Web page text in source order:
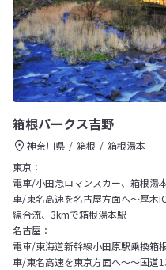
箱根パークス吉野
神奈川県 箱根
箱根湯本
東京：
電車/小田急ロマンスカー、箱根湯
車/東名高速を名古屋方面へ～厚木
線合流、3kmで箱根湯本駅
名古屋：
電車/東海道新幹線小田原駅乗換箱
車/東名高速を東京方面へ～～国道